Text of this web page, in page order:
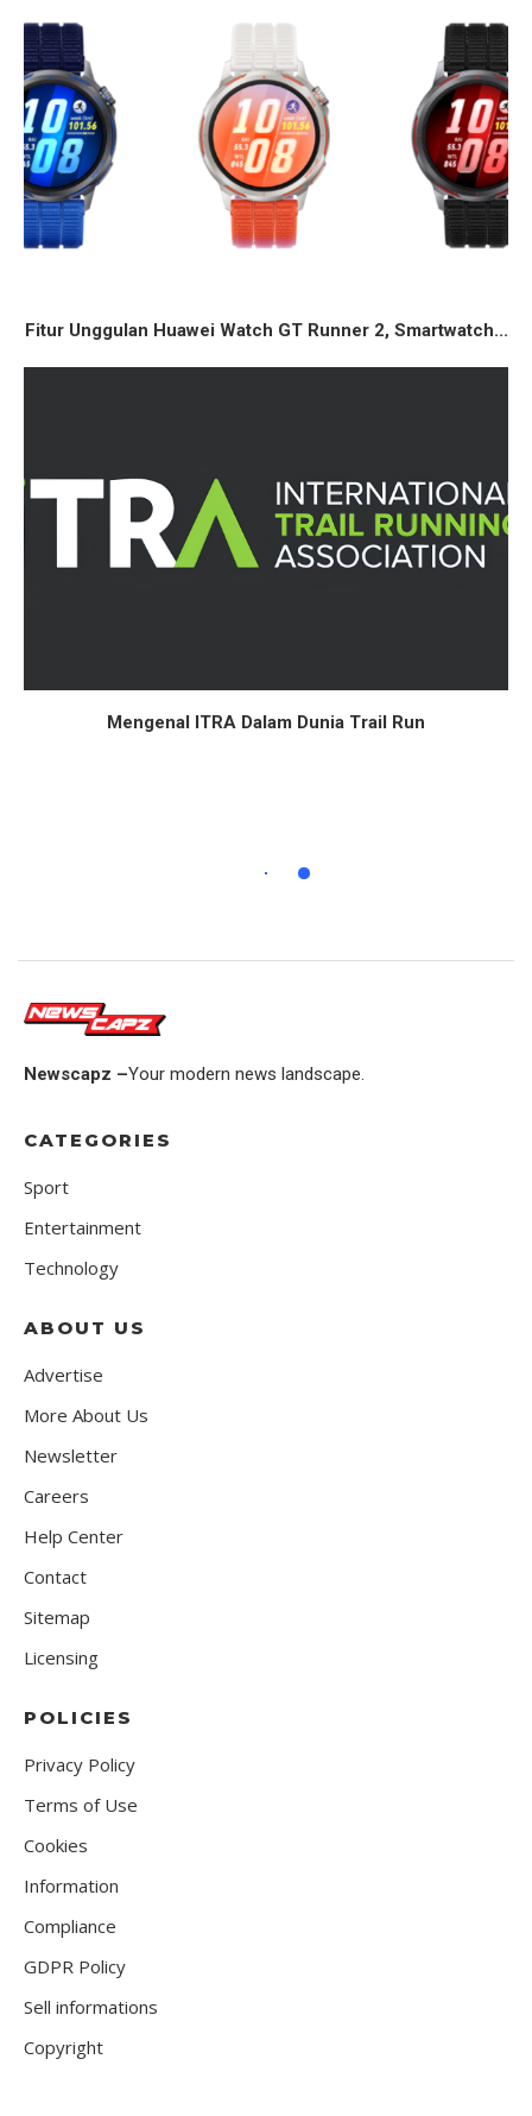
Fitur Unggulan Huawei Watch GT Runner 2, Smartwatch...
Mengenal ITRA Dalam Dunia Trail Run
Newscapz –Your modern news landscape.
CATEGORIES
Sport
Entertainment
Technology
ABOUT US
Advertise
More About Us
Newsletter
Careers
Help Center
Contact
Sitemap
Licensing
POLICIES
Privacy Policy
Terms of Use
Cookies
Information
Compliance
GDPR Policy
Sell informations
Copyright